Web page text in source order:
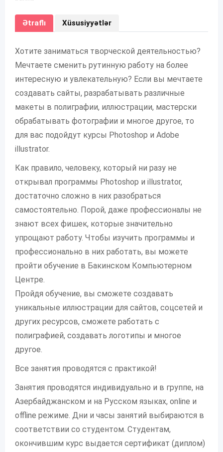
Ətraflı Xüsusiyyətlər
Хотите заниматься творческой деятельностью?
Мечтаете сменить рутинную работу на более
интересную и увлекательную? Если вы мечтаете
создавать сайты, разрабатывать различные
макеты в полиграфии, иллюстрации, мастерски
обрабатывать фотографии и многое другое, то
для вас подойдут курсы Photoshop и Adobe
illustrator.
Как правило, человеку, который ни разу не
открывал программы Photoshop и illustrator,
достаточно сложно в них разобраться
самостоятельно. Порой, даже профессионалы не
знают всех фишек, которые значительно
упрощают работу. Чтобы изучить программы и
профессионально в них работать, вы можете
пройти обучение в Бакинском Компьютерном
Центре.
Пройдя обучение, вы сможете создавать
уникальные иллюстрации для сайтов, соцсетей и
других ресурсов, сможете работать с
полиграфией, создавать логотипы и многое
другое.
Все занятия проводятся с практикой!
Занятия проводятся индивидуально и в группе, на
Азербайджанском и на Русском языках, online и
offline режиме. Дни и часы занятий выбираются в
соответствии со студентом. Студентам,
окончившим курс выдается сертификат (диплом)